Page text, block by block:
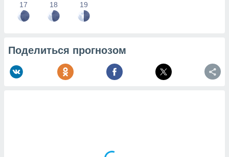
17 18 19
Поделиться прогнозом